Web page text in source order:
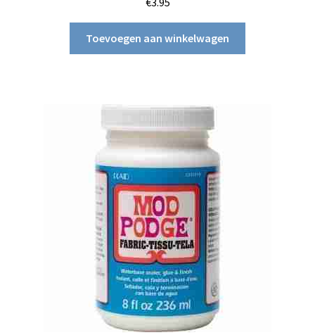
Toevoegen aan winkelwagen